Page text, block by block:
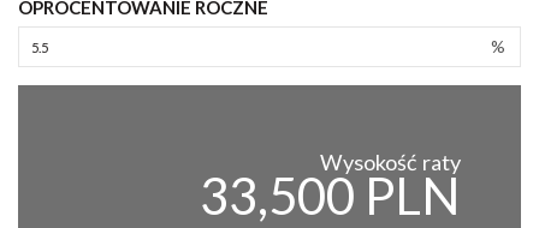
OPROCENTOWANIE ROCZNE
%
Wysokość raty
33,500 PLN